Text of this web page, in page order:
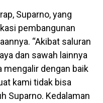
Suparno, yang
pembangunan
“Akibat saluran
dan sawah lainnya
mengalir dengan baik
kami tidak bisa
Suparno. Kedalaman